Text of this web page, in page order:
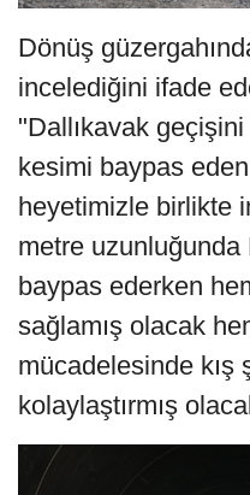
Dönüş
incelediğini ifade
"Dallıkavak
kesimi baypas
heyetimizle birlikte
metre uzunluğunda
baypas ederken
sağlamış olacak
mücadelesinde kış
kolaylaştırmış